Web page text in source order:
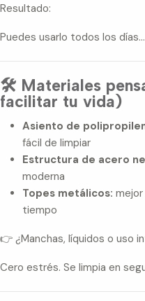
Resultado:
Puedes usarlo todos los
🛠️ Materiales
facilitar tu vida)
Asiento de
fácil de limpiar
Estructura de acero
moderna
Topes metálicos: mejor
tiempo
👉 ¿Manchas, líquidos o uso
Cero estrés. Se limpia en